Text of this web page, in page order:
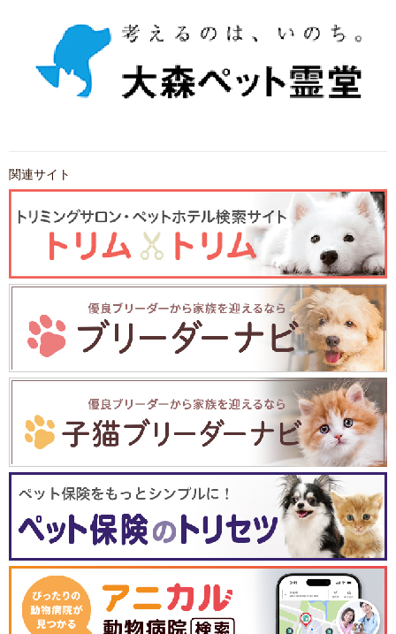
関連サイト